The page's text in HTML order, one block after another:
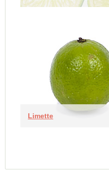
Limette